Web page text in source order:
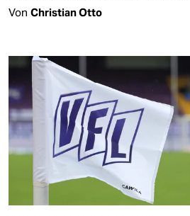
Von Christian Otto